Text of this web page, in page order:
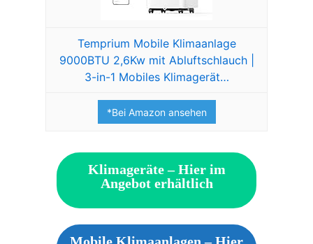
Temprium Mobile Klimaanlage
9000BTU 2,6Kw mit Abluftschlauch |
3-in-1 Mobiles Klimagerät…
*Bei Amazon ansehen
Klimageräte – Hier im
Angebot erhältlich